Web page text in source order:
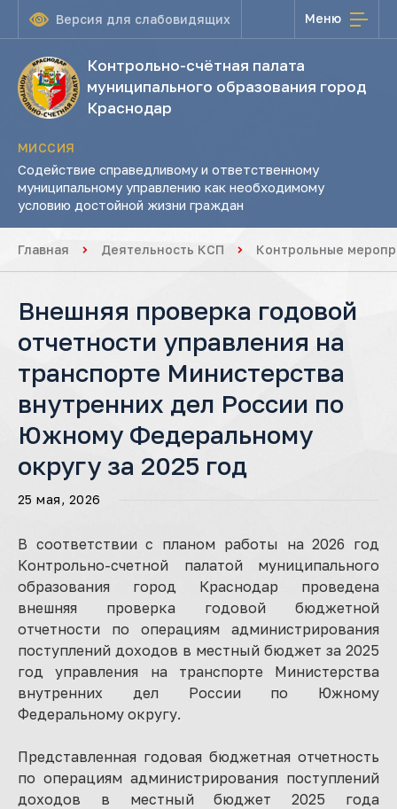
Версия для слабовидящих Меню
Контрольно-счётная палата
муниципального образования город
Краснодар
МИССИЯ
Содействие справедливому и ответственному
муниципальному управлению как необходимому
условию достойной жизни граждан
Главная Деятельность КСП Контрольные
Внешняя проверка годовой
отчетности управления на
транспорте Министерства
внутренних дел России по
Южному Федеральному
округу за 2025 год
25 мая, 2026
В соответствии с планом работы на 2026 год
Контрольно-счетной палатой муниципального
образования город Краснодар проведена
внешняя проверка годовой бюджетной
отчетности по операциям администрирования
поступлений доходов в местный бюджет за 2025
год управления на транспорте Министерства
внутренних дел России по Южному
Федеральному округу.
Представленная годовая бюджетная отчетность
по операциям администрирования поступлений
доходов в местный бюджет 2025 года